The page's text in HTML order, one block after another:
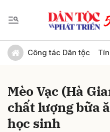
Công tác Dân tộc
Mèo Vạc (Hà
chất lượng bữa
học sinh
Gửi bình luận